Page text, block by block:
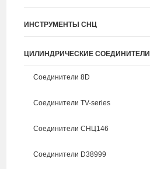
ИНСТРУМЕНТЫ СНЦ
ЦИЛИНДРИЧЕСКИЕ СОЕДИНИТЕЛИ
Соединители 8D
Соединители TV-series
Соединители СНЦ146
Соединители D38999